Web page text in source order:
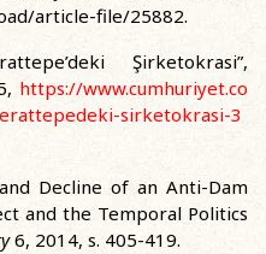
article-file/25882.
Şirketokrasi”,
https://www.cumhuriyet.co
sirketokrasi-3
Decline of an Anti-Dam
and the Temporal Politics
6, 2014, s. 405-419.